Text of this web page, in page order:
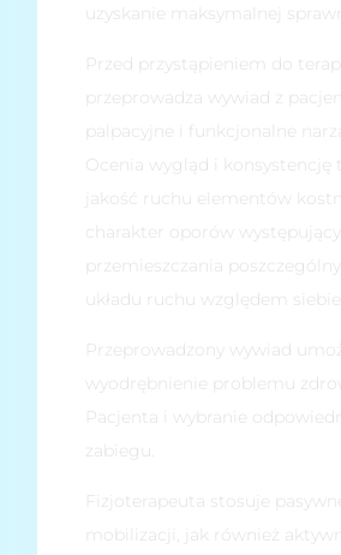
uzyskanie maksymalnej
Przed przystąpieniem do
przeprowadza wywiad z
palpacyjne i funkcjonalne
Ocenia wygląd i konsystencję
jakość ruchu elementów
charakter oporów
przemieszczania
układu ruchu względem
Przeprowadzony wywiad
wyodrębnienie problemu
Pacjenta i wybranie
zabiegu.
Fizjoterapeuta stosuje
mobilizacji, jak również